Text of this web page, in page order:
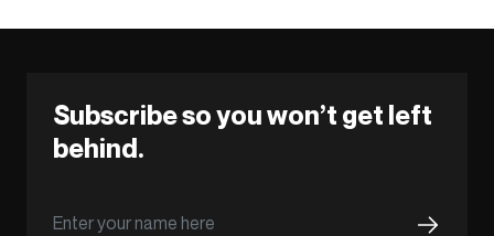
Subscribe so you won’t get left
behind.